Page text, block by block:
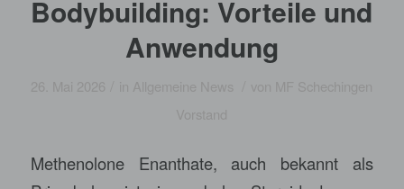
Bodybuilding: Vorteile und
Anwendung
in Allgemeine News von
MF Schechingen
Vorstand
Methenolone Enanthate, auch bekannt als